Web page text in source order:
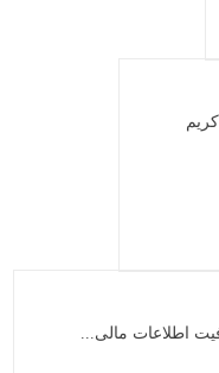
مالی...